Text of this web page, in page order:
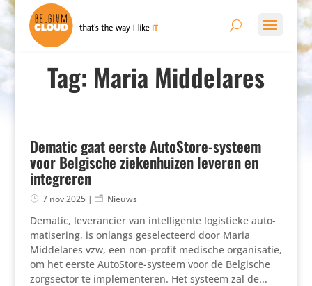
Tag: Maria Middelares
Dematic gaat eerste AutoStore-systeem
voor Belgische ziekenhuizen leveren en
integreren
7 nov 2025| Nieuws
Dematic, leve­ran­cier van intel­li­gente logis­tieke auto­
ma­ti­se­ring, is onlangs gese­lec­teerd door Maria
Midde­lares vzw, een non-profit medische orga­ni­satie,
om het eerste AutoStore-systeem voor de Belgische
zorg­sector te imple­men­teren. Het systeem zal de...